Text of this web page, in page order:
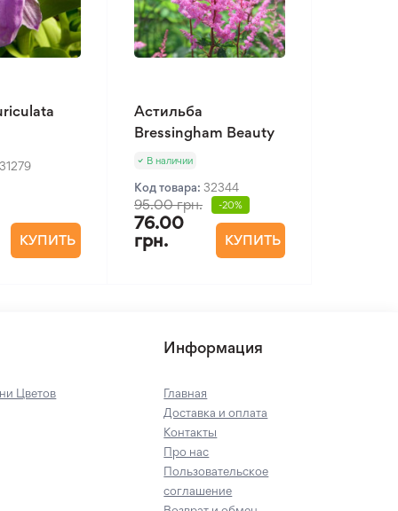
31279
КУПИТЬ
Астильба
Bressingham Beauty
В наличии
Код товара: 32344
95.00 грн. -20%
76.00
грн.
КУПИТЬ
Цветов
Информация
Главная
Доставка и оплата
Контакты
Про нас
Пользовательское
соглашение